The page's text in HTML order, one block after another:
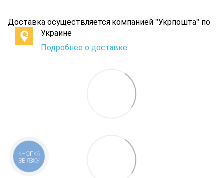
Доставка осуществляется компанией "Укрпошта" по
Украине
Подробнее о доставке
КНОПКА
ЗВ'ЯЗКУ